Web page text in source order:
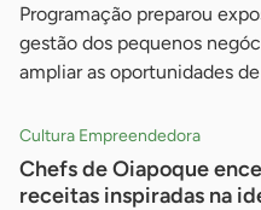
Programação preparou
gestão dos pequenos
ampliar as oportunidades
Cultura Empreendedora
Chefs de Oiapoque
receitas inspiradas na